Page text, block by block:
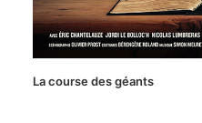
La course des géants